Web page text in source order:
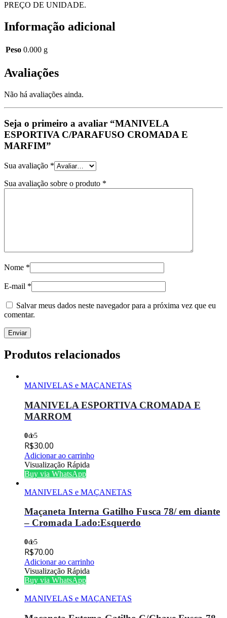
PREÇO DE UNIDADE.
Informação adicional
Peso 0.000 g
Avaliações
Não há avaliações ainda.
Seja o primeiro a avaliar “MANIVELA
ESPORTIVA C/PARAFUSO CROMADA E
MARFIM”
Sua avaliação *
Sua avaliação sobre o produto *
Nome *
E-mail *
Salvar meus dados neste navegador para a próxima vez que eu
comentar.
Produtos relacionados
MANIVELAS e MAÇANETAS
MANIVELA ESPORTIVA CROMADA E
MARROM
0de 5
R$30.00
Adicionar ao carrinho
Visualização Rápida
Buy via WhatsApp
MANIVELAS e MAÇANETAS
Maçaneta Interna Gatilho Fusca 78/ em diante
– Cromada Lado:Esquerdo
0de 5
R$70.00
Adicionar ao carrinho
Visualização Rápida
Buy via WhatsApp
MANIVELAS e MAÇANETAS